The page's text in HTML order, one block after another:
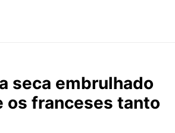
seca embrulhado
os franceses tanto